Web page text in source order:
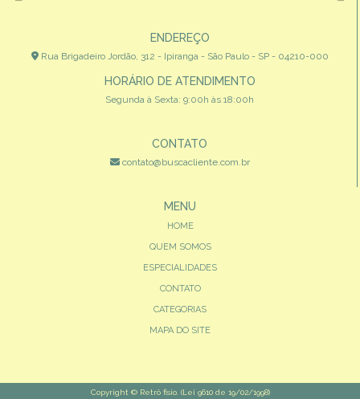
ENDEREÇO
Rua Brigadeiro Jordão, 312 - Ipiranga - São Paulo - SP - 04210-000
HORÁRIO DE ATENDIMENTO
Segunda à Sexta: 9:00h às 18:00h
CONTATO
contato@buscacliente.com.br
MENU
HOME
QUEM SOMOS
ESPECIALIDADES
CONTATO
CATEGORIAS
MAPA DO SITE
Copyright © Retrô fisio. (Lei 9610 de 19/02/1998)